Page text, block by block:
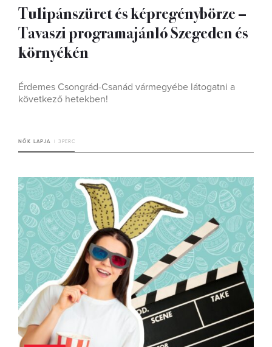
Tulipánszüret és képregénybörze –
Tavaszi programajánló Szegeden és
környékén
Érdemes Csongrád-Csanád vármegyébe látogatni a
következő hetekben!
NŐK LAPJA 3 PERC